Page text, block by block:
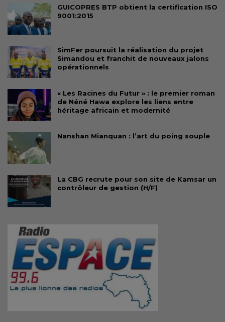
GUICOPRES BTP obtient la certification ISO
9001:2015
SimFer poursuit la réalisation du projet
Simandou et franchit de nouveaux jalons
opérationnels
« Les Racines du Futur » : le premier roman
de Néné Hawa explore les liens entre
héritage africain et modernité
Nanshan Mianquan : l’art du poing souple
La CBG recrute pour son site de Kamsar un
contrôleur de gestion (H/F)